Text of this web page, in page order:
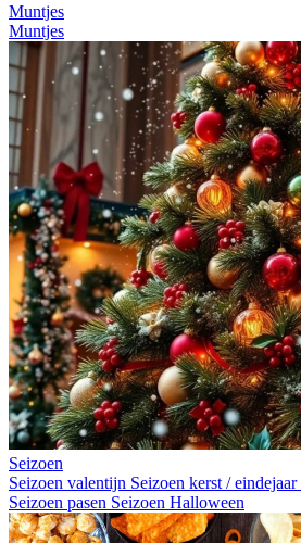
Muntjes
Muntjes
Seizoen
Seizoen valentijn Seizoen kerst / eindejaar
Seizoen pasen Seizoen Halloween